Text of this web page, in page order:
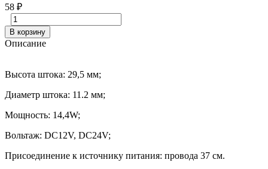
58 ₽
В корзину
Описание
Высота штока: 29,5 мм;
Диаметр штока: 11.2 мм;
Мощность: 14,4W;
Вольтаж: DC12V, DC24V;
Присоединение к источнику питания: провода 37 см.